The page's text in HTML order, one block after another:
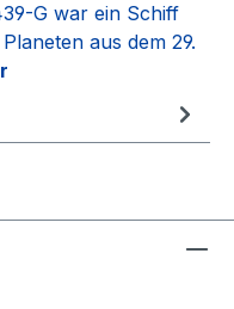
G war ein Schiff
aus dem 29.